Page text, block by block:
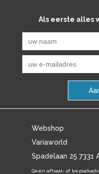
Als eerste alles
Webshop
Variaworld
Spadelaan 25 7331
Geen afhaal- of